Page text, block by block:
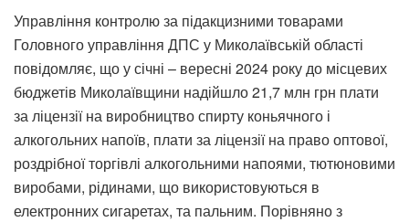
Управління контролю за підакцизними товарами
Головного управління ДПС у Миколаївській області
повідомляє, що у січні – вересні 2024 року до місцевих
бюджетів Миколаївщини надійшло 21,7 млн грн плати
за ліцензії на виробництво спирту коньячного і
алкогольних напоїв, плати за ліцензії на право оптової,
роздрібної торгівлі алкогольними напоями, тютюновими
виробами, рідинами, що використовуються в
електронних сигаретах, та пальним. Порівняно з